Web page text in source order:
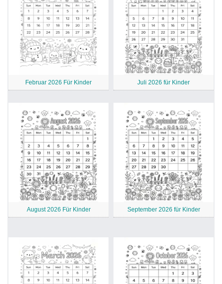
Februar 2026 Für Kinder Juli 2026 für Kinder
August 2026 Für Kinder September 2026 für Kinder